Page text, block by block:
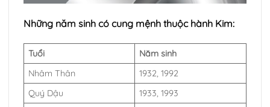
Những năm sinh có cung mệnh thuộc hành Kim:
Tuổi
Năm sinh
Nhâm Thân
1932, 1992
Quý Dậu
1933, 1993